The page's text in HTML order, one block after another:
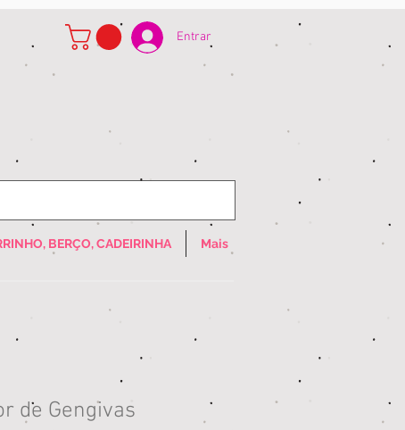
Entrar
BERÇO, CADEIRINHA Mais
de Gengivas